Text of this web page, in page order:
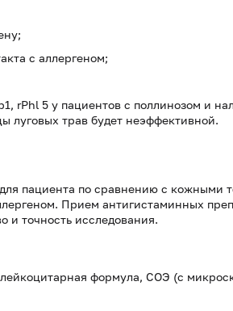
с аллергеном;
rPhl 5 у пациентов с поллинозом и
луговых трав будет неэффективной.
пациента по сравнению с кожными
Прием антигистаминных
и точность исследования.
формула, СОЭ (с